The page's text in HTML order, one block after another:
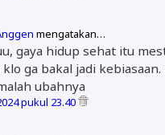
mengatakan…
gaya hidup sehat itu
klo ga bakal jadi kebiasaan.
ubahnya
pukul 23.40